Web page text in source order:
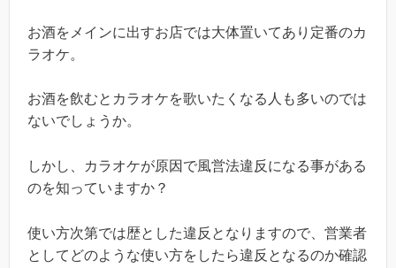
お酒をメインに出すお店では大体置いてあり定番のカ
ラオケ。
お酒を飲むとカラオケを歌いたくなる人も多いのでは
ないでしょうか。
しかし、カラオケが原因で風営法違反になる事がある
のを知っていますか？
使い方次第では歴とした違反となりますので、営業者
としてどのような使い方をしたら違反となるのか確認